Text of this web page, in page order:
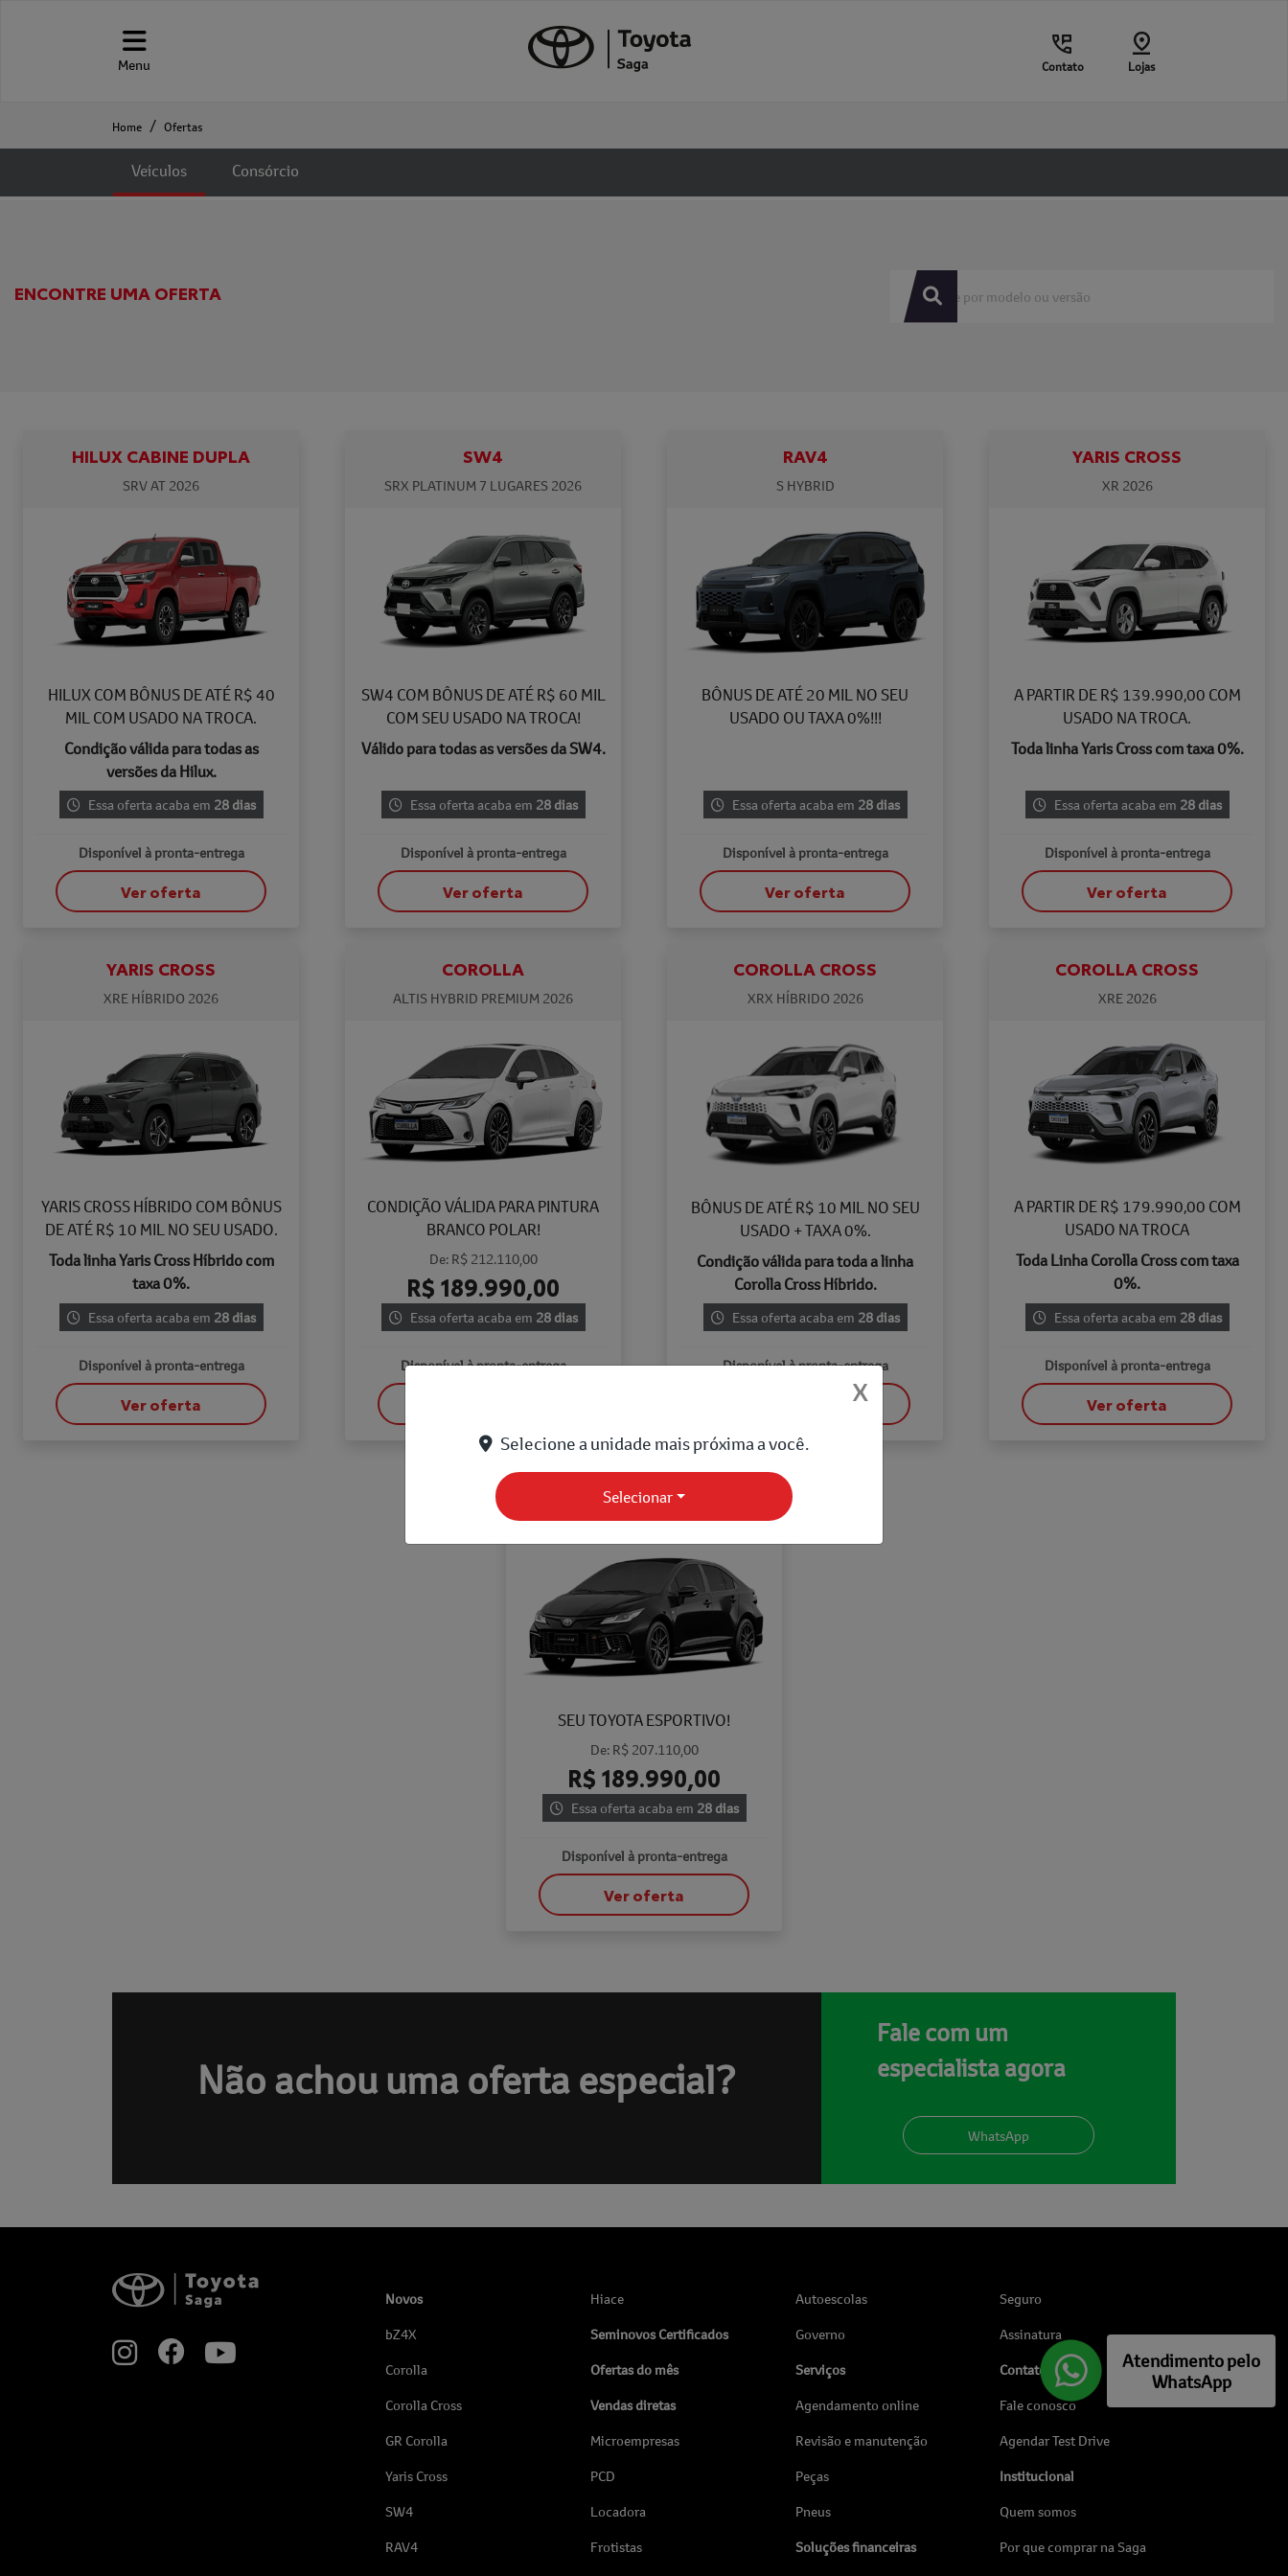
Menu Contato Lojas
Home Ofertas
Veículos Consórcio
Ofertas
ENCONTRE UMA OFERTA
HILUX CABINE DUPLA
SRV AT 2026
HILUX COM BÔNUS DE ATÉ R$ 40
MIL COM USADO NA TROCA.
Condição válida para todas as
versões da Hilux.
Essa oferta acaba em 28 dias
Disponível à pronta-entrega
Ver oferta
SW4
SRX PLATINUM 7 LUGARES 2026
SW4 COM BÔNUS DE ATÉ R$ 60 MIL
COM SEU USADO NA TROCA!
Válido para todas as versões da SW4.
Essa oferta acaba em 28 dias
Disponível à pronta-entrega
Ver oferta
RAV4
S HYBRID
BÔNUS DE ATÉ 20 MIL NO SEU
USADO OU TAXA 0%!!!
Essa oferta acaba em 28 dias
Disponível à pronta-entrega
Ver oferta
YARIS CROSS
XR 2026
A PARTIR DE R$ 139.990,00 COM
USADO NA TROCA.
Toda linha Yaris Cross com taxa 0%.
Essa oferta acaba em 28 dias
Disponível à pronta-entrega
Ver oferta
YARIS CROSS
XRE HÍBRIDO 2026
YARIS CROSS HÍBRIDO COM BÔNUS
DE ATÉ R$ 10 MIL NO SEU USADO.
Toda linha Yaris Cross Híbrido com
taxa 0%.
Essa oferta acaba em 28 dias
Disponível à pronta-entrega
Ver oferta
COROLLA
ALTIS HYBRID PREMIUM 2026
CONDIÇÃO VÁLIDA PARA PINTURA
BRANCO POLAR!
De: R$ 212.110,00
R$ 189.990,00
Essa oferta acaba em 28 dias
Disponível à pronta-entrega
COROLLA CROSS
XRX HÍBRIDO 2026
BÔNUS DE ATÉ R$ 10 MIL NO SEU
USADO + TAXA 0%.
Condição válida para toda a linha
Corolla Cross Híbrido.
Essa oferta acaba em 28 dias
Disponível à pronta-entrega
COROLLA CROSS
XRE 2026
A PARTIR DE R$ 179.990,00 COM
USADO NA TROCA
Toda Linha Corolla Cross com taxa
0%.
Essa oferta acaba em 28 dias
Disponível à pronta-entrega
Ver oferta
SEU TOYOTA ESPORTIVO!
De: R$ 207.110,00
R$ 189.990,00
Essa oferta acaba em 28 dias
Disponível à pronta-entrega
Ver oferta
Não achou uma oferta especial?
Fale com um
especialista agora
WhatsApp
Novos
bZ4X
Corolla
Corolla Cross
GR Corolla
Yaris Cross
SW4
RAV4
Hiace
Seminovos Certificados
Ofertas do mês
Vendas diretas
Microempresas
PCD
Locadora
Frotistas
Autoescolas
Governo
Serviços
Agendamento online
Revisão e manutenção
Peças
Pneus
Soluções financeiras
Seguro
Assinatura
Contato
Fale conosco
Agendar Test Drive
Institucional
Quem somos
Por que comprar na Saga
Atendimento pelo
WhatsApp
X
Selecione a unidade mais próxima a você.
Selecionar